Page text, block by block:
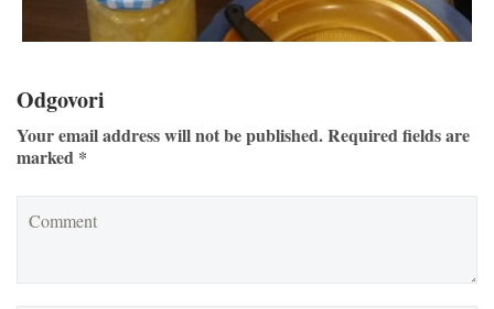
Odgovori
Your email address will not be published. Required fields are
marked *